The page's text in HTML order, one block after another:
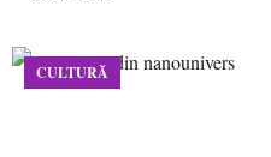
CULTURĂ